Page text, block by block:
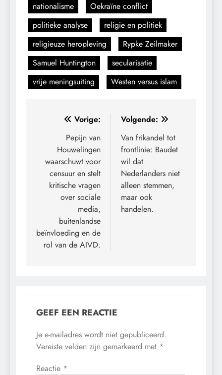
nationalisme
Oekraïne conflict
politieke analyse
religie en politiek
religieuze heropleving
Rypke Zeilmaker
Samuel Huntington
secularisatie
vrije meningsuiting
Westen versus islam
Bericht
navigatie
Vorige:
Pepijn van
Houwelingen
waarschuwt voor
censuur en stelt
kritische vragen
over sociale
media,
buitenlandse
beïnvloeding en de
rol van de AIVD.
Volgende:
Van frikandel tot
frontlinie: Baudet
wil dat
Nederlanders niet
alleen stemmen,
maar ook
handelen.
GEEF EEN REACTIE
Je e-mailadres wordt niet gepubliceerd.
Vereiste velden zijn gemarkeerd met *
Reactie *